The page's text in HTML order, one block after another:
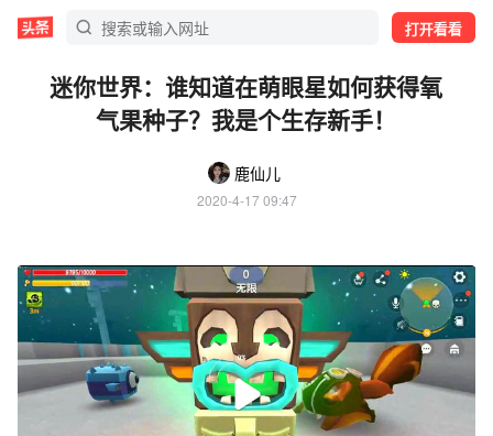
打开看看
迷你世界：谁知道在萌眼星如何获得氧
气果种子？我是个生存新手！
鹿仙儿
2020-4-17 09:47